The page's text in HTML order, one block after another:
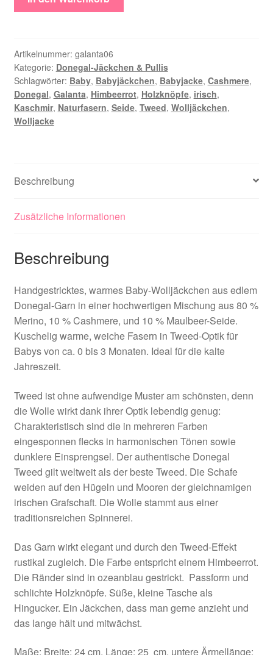
Baby-
zartem
Donegal
Tweed,
Größe
56-
62
Artikelnummer: galanta06
Kategorie: Donegal-Jäckchen & Pullis
Schlagwörter: Baby, Babyjäckchen, Babyjacke, Cashmere,
Donegal, Galanta, Himbeerrot, Holzknöpfe, irisch,
Kaschmir, Naturfasern, Seide, Tweed, Wolljäckchen,
Wolljacke
Beschreibung
Zusätzliche Informationen
Beschreibung
Handgestricktes, warmes Baby-Wolljäckchen aus edlem
Donegal-Garn in einer hochwertigen Mischung aus 80 %
Merino, 10 % Cashmere, und 10 % Maulbeer-Seide.
Kuschelig warme, weiche Fasern in Tweed-Optik für
Babys von ca. 0 bis 3 Monaten. Ideal für die kalte
Jahreszeit.
Tweed ist ohne aufwendige Muster am schönsten, denn
die Wolle wirkt dank ihrer Optik lebendig genug:
Charakteristisch sind die in mehreren Farben
eingesponnen flecks in harmonischen Tönen sowie
dunklere Einsprengsel. Der authentische Donegal
Tweed gilt weltweit als der beste Tweed. Die Schafe
weiden auf den Hügeln und Mooren der gleichnamigen
irischen Grafschaft. Die Wolle stammt aus einer
traditionsreichen Spinnerei.
Das Garn wirkt elegant und durch den Tweed-Effekt
rustikal zugleich. Die Farbe entspricht einem Himbeerrot.
Die Ränder sind in ozeanblau gestrickt. Passform und
schlichte Holzknöpfe. Süße, kleine Tasche als
Hingucker. Ein Jäckchen, dass man gerne anzieht und
das lange hält und mitwächst.
Maße: Breite: 24 cm, Länge: 25 cm, untere Ärmellänge: